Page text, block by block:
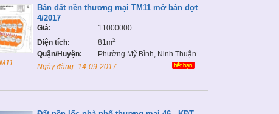
Bán đất nền thương mại TM11 mở bán đợt
4/2017
Giá:
11000000
Diện tích:
81m2
Quận/Huyện:
Phường Mỹ Bình, Ninh Thuận
Ngày đăng: 14-09-2017